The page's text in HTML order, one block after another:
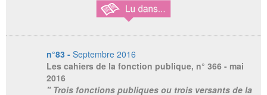
n°83 - Septembre 2016
Les cahiers de la fonction publique, n° 366 - mai
2016
" Trois fonctions publiques ou trois versants de la